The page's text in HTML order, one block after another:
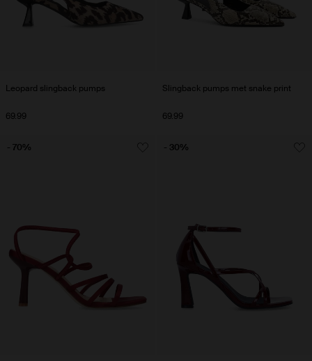
Leopard slingback pumps
69.99
Slingback pumps met snake print
69.99
- 70% - 30%